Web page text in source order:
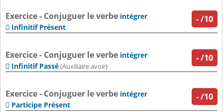
-/10
Exercice - Conjuguer le verbe intégrer
 Infinitif Présent
-/10
Exercice - Conjuguer le verbe intégrer
 Infinitif Passé(Auxiliaire avoir)
-/10
Exercice - Conjuguer le verbe intégrer
 Participe Présent